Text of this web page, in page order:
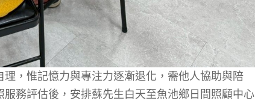
，惟記憶力與專注力逐漸退化，需他人協助與陪
務評估後，安排蘇先生白天至魚池鄉日間照顧中心